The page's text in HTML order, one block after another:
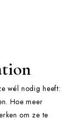
wél nodig heeft:
Hoe meer
om ze te